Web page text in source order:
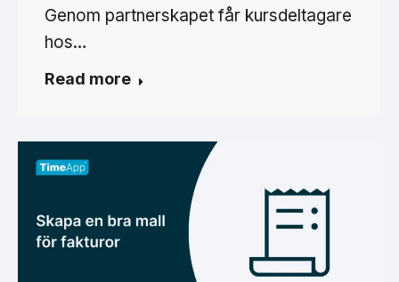
Genom partnerskapet får kursdeltagare
hos…
Read more